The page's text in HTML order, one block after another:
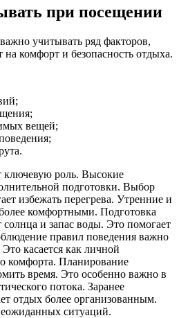
при посещении
учитывать ряд факторов,
комфорт и безопасность отдыха.
вещей;
ключевую роль. Высокие
подготовки. Выбор
избежать перегрева. Утренние и
комфортными. Подготовка
и запас воды. Это помогает
правил поведения важно
касается как личной
комфорта. Планирование
время. Это особенно важно в
потока. Заранее
отдых более организованным.
ситуаций.